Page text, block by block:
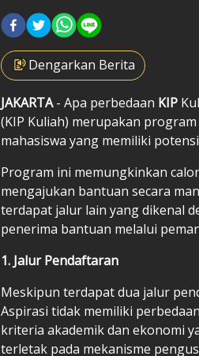
Dengarkan Berita
JAKARTA- Apa perbedaan KIP
(KIP Kuliah) merupakan
mahasiswa yang memiliki
Program ini memungkinkan
mengajukan bantuan secara
terdapat jalur lain yang dikenal
penerima bantuan melalui
1. Jalur Pendaftaran
Meskipun terdapat dua jalur
Aspirasi tidak memiliki
kriteria akademik dan ekonomi
terletak pada mekanisme